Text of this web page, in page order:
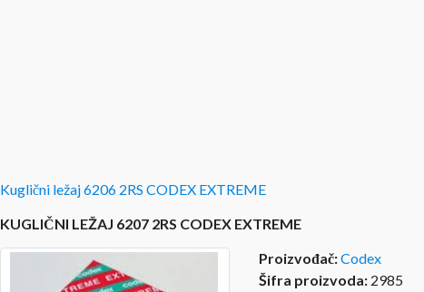
Kuglični ležaj 6206 2RS CODEX EXTREME
KUGLIČNI LEŽAJ 6207 2RS CODEX EXTREME
Proizvođač:Codex
Šifra proizvoda: 2985